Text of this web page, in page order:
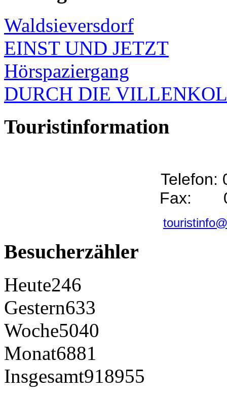
Waldsieversdorf
EINST UND JETZT
Hörspaziergang
DURCH DIE
Touristinformation
Telefon:
Fax:
Besucherzähler
Heute246
Gestern633
Woche5040
Monat6881
Insgesamt918955